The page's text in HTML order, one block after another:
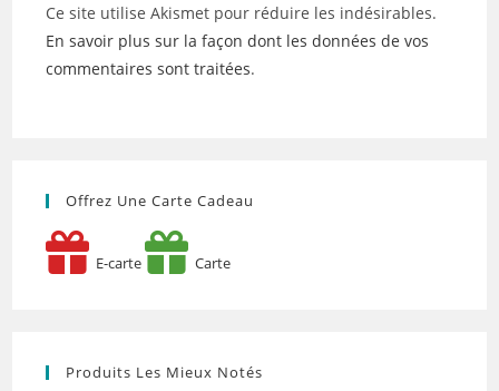
Ce site utilise Akismet pour réduire les indésirables.
En savoir plus sur la façon dont les données de vos
commentaires sont traitées.
Offrez Une Carte Cadeau
E-carte Carte
Produits Les Mieux Notés